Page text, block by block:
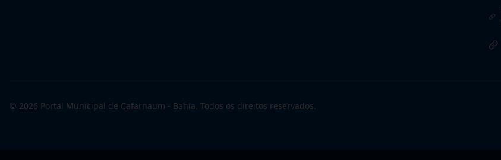
© 2026 Portal Municipal de Cafarnaum - Bahia. Todos os direitos reservados.